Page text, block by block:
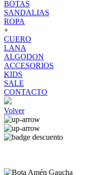
BOTAS
SANDALIAS
ROPA
+
CUERO
LANA
ALGODON
ACCESORIOS
KIDS
SALE
CONTACTO
Volver